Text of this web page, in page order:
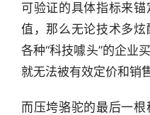
可验证的具体指标来
值，那么无论技术多
各种“科技噱头”的企业
就无法被有效定价和销售
而压垮骆驼的最后一